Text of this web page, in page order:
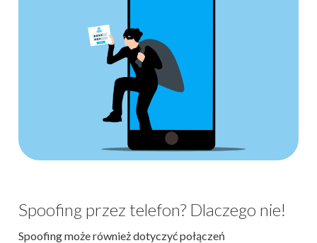
Spoofing przez telefon? Dlaczego nie!
Spoofing może również dotyczyć połączeń